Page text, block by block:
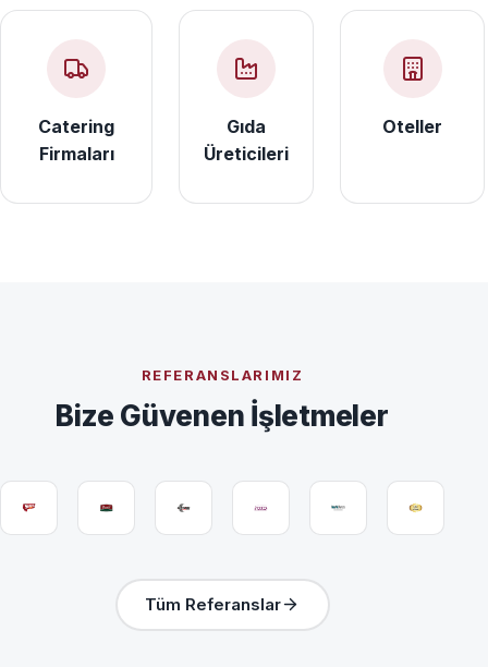
Catering
Firmaları
Gıda
Üreticileri
Oteller
REFERANSLARIMIZ
Bize Güvenen İşletmeler
Tüm Referanslar